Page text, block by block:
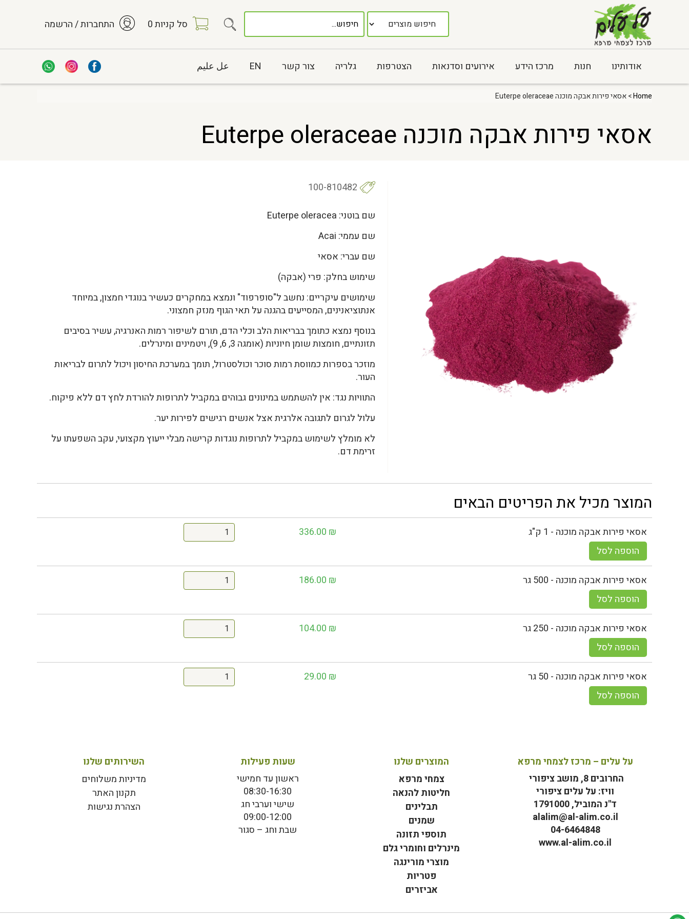
סל קניות0 התחברות / הרשמה
אודותינו חנות מרכז הידע אירועים וסדנאות הצטרפות גלריה צור קשר EN عل عليم
Home> אסאי פירות אבקה מוכנה Euterpe oleraceae
אסאי פירות אבקה מוכנה Euterpe oleraceae
100-810482
שם בוטני: Euterpe oleracea
שם עממי: Acai
שם עברי: אסאי
שימוש בחלק: פרי (אבקה)
שימושים עיקריים: נחשב ל"סופרפוד" ונמצא במחקרים כעשיר בנוגדי חמצון, במיוחד
אנתוציאנינים, המסייעים בהגנה על תאי הגוף מנזק חמצוני.
בנוסף נמצא כתומך בבריאות הלב וכלי הדם, תורם לשיפור רמות האנרגיה, עשיר בסיבים
תזונתיים, חומצות שומן חיוניות (אומגה 3, 6, 9), ויטמינים ומינרלים.
מוזכר בספרות כמווסת רמות סוכר וכולסטרול, תומך במערכת החיסון ויכול לתרום לבריאות
העור.
התוויות נגד: אין להשתמש במינונים גבוהים במקביל לתרופות להורדת לחץ דם ללא פיקוח.
עלול לגרום לתגובה אלרגית אצל אנשים רגישים לפירות יער.
לא מומלץ לשימוש במקביל לתרופות נוגדות קרישה מבלי ייעוץ מקצועי, עקב השפעתו על
זרימת דם.
המוצר מכיל את הפריטים הבאים
אסאי פירות אבקה מוכנה - 1 ק"ג 336.00 ₪
הוספה לסל
אסאי פירות אבקה מוכנה - 500 גר 186.00 ₪
הוספה לסל
אסאי פירות אבקה מוכנה - 250 גר 104.00 ₪
הוספה לסל
אסאי פירות אבקה מוכנה - 50 גר 29.00 ₪
הוספה לסל
על עלים – מרכז לצמחי מרפא
החרובים 8, מושב ציפורי
וויז: על עלים ציפורי
ד"נ המוביל, 1791000
alalim@al-alim.co.il
04-6464848
www.al-alim.co.il
המוצרים שלנו
צמחי מרפא
חליטות להנאה
תבלינים
שמנים
תוספי תזונה
מינרלים וחומרי גלם
מוצרי מורינגה
פטריות
אביזרים
שעות פעילות
ראשון עד חמישי
08:30-16:30
שישי וערבי חג
09:00-12:00
שבת וחג – סגור
השירותים שלנו
מדיניות משלוחים
תקנון האתר
הצהרת נגישות